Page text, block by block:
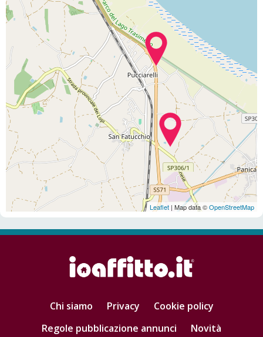
Leaflet | Map data ©OpenStreetMap
Chi siamo Privacy
Cookie policy
Regole pubblicazione annunci
Novità